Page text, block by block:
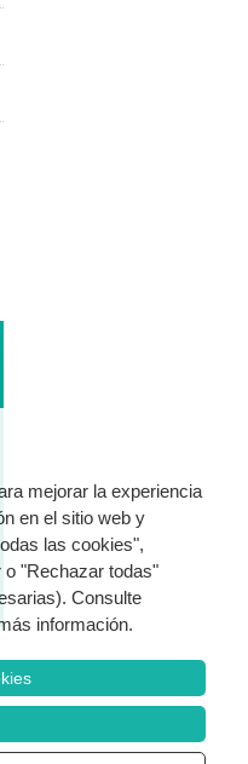
mejorar la experiencia
en el sitio web y
las cookies",
"Rechazar todas"
Consulte
información.